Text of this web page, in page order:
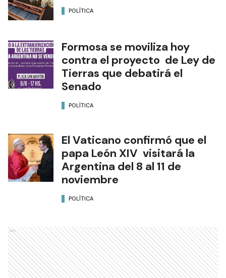
POLÍTICA
Formosa se moviliza hoy
contra el proyecto de Ley de
Tierras que debatirá el
Senado
POLÍTICA
El Vaticano confirmó que el
papa León XIV visitará la
Argentina del 8 al 11 de
noviembre
POLÍTICA
Ads